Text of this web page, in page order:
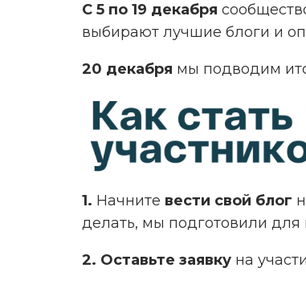
С 5 по 19 декабря
выбирают лучшие блоги и
20 декабря мы подводим
1. Начните вести свой блог
делать, мы подготовили
2. Оставьте заявку на